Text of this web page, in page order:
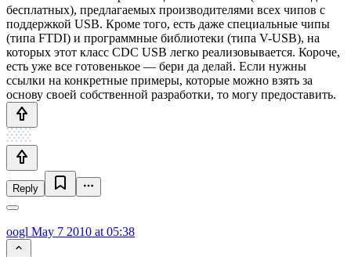
бесплатных), предлагаемых производителями всех чипов с
поддержкой USB. Кроме того, есть даже специальные чипы
(типа FTDI) и программные библиотеки (типа V-USB), на
которых этот класс CDC USB легко реализовывается. Короче,
есть уже все готовенькое — бери да делай. Если нужны
ссылки на конкретные примеры, которые можно взять за
основу своей собственной разработки, то могу предоставить.
Reply
oogl May 7 2010 at 05:38